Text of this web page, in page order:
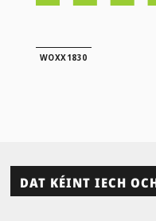
WOXX1830
DAT KÉINT IECH